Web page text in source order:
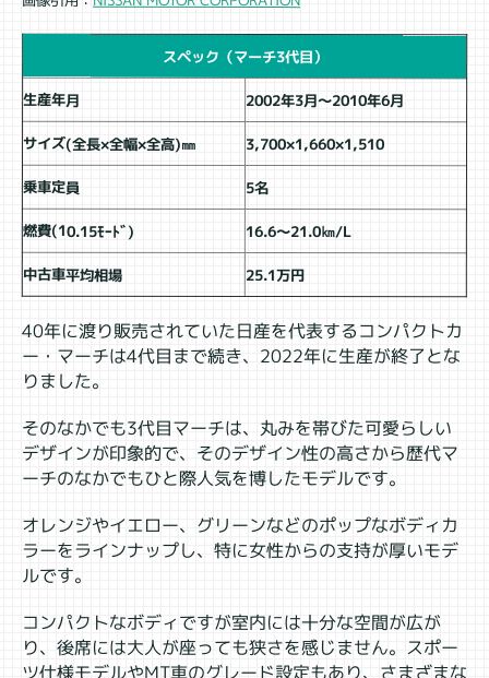
スペック（マーチ3代目）
生産年月 2002年3月～2010年6月
サイズ(全長×全幅×全高)㎜ 3,700×1,660×1,510
乗車定員 5名
燃費(10.15ﾓｰﾄﾞ) 16.6～21.0㎞/L
中古車平均相場 25.1万円
40年に渡り販売されていた日産を代表するコンパクトカ
ー・マーチは4代目まで続き、2022年に生産が終了とな
りました。
そのなかでも3代目マーチは、丸みを帯びた可愛らしい
デザインが印象的で、そのデザイン性の高さから歴代マ
ーチのなかでもひと際人気を博したモデルです。
オレンジやイエロー、グリーンなどのポップなボディカ
ラーをラインナップし、特に女性からの支持が厚いモデ
ルです。
コンパクトなボディですが室内には十分な空間が広が
り、後席には大人が座っても狭さを感じません。スポー
ツ仕様モデルやMT車のグレード設定もあり、さまざまな